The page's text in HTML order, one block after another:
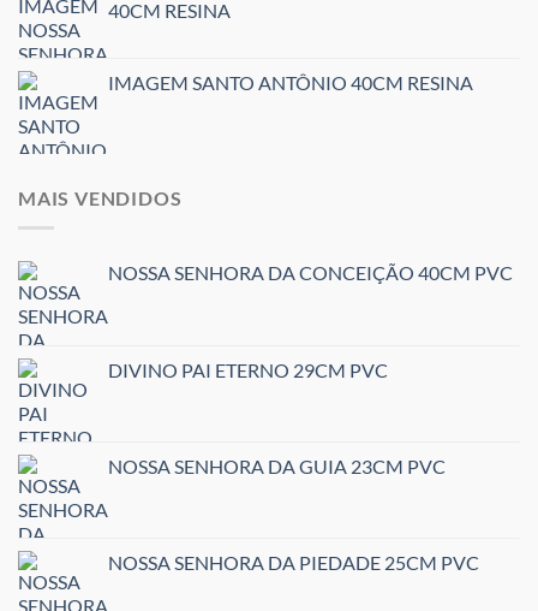
40CM RESINA
IMAGEM SANTO ANTÔNIO 40CM RESINA
MAIS VENDIDOS
NOSSA SENHORA DA CONCEIÇÃO 40CM PVC
DIVINO PAI ETERNO 29CM PVC
NOSSA SENHORA DA GUIA 23CM PVC
NOSSA SENHORA DA PIEDADE 25CM PVC